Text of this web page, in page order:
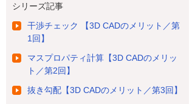
シリーズ記事
干渉チェック 【3D CADのメリット／第
1回】
マスプロパティ計算【3D CADのメリッ
ト／第2回】
抜き勾配【3D CADのメリット／第3回】